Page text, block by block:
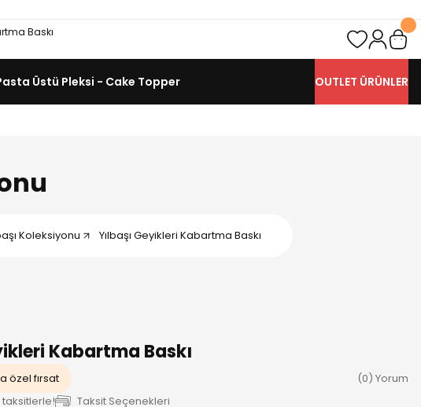
Üstü Pleksi - Cake Topper OUTLET ÜRÜNLER
Koleksiyonu Yılbaşı Geyikleri Kabartma Baskı
Kabartma Baskı
özel fırsat
(0) Yorum
Taksit Seçenekleri